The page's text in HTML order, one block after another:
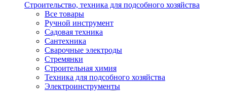
Строительство, техника для подсобного хозяйства
Все товары
Ручной инструмент
Садовая техника
Сантехника
Сварочные электроды
Стремянки
Строительная химия
Техника для подсобного хозяйства
Электроинструменты